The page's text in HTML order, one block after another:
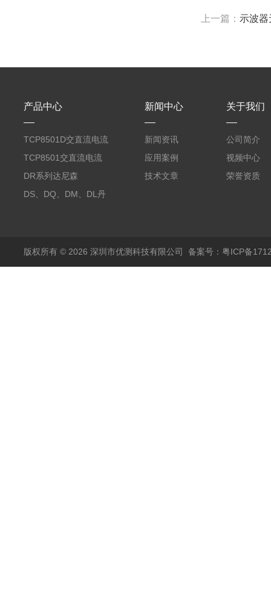
上一篇： 示波
产品中心
TCP8501D交直流电流
探头500A
TCP8501交直流电流
探头500A
DR系列达尼森
Danisense高精度电流
DS、DQ、DM、DL丹
新闻中心
新闻资讯
应用案例
技术文章
关于我们
公司简介
视频中心
荣誉资质
版权所有 © 2026 深圳市优测科技有限公司 备案号：粤ICP备